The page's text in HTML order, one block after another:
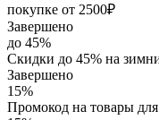
покупке от 2500₽
Завершено
до 45%
Скидки до 45% на
Завершено
15%
Промокод на товары